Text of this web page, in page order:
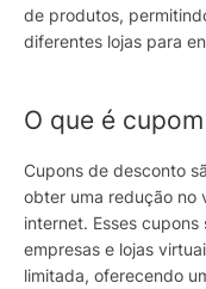
de produtos,
diferentes lojas para
O que é
Cupons de desconto
obter uma redução no
internet. Esses
empresas e lojas
limitada, oferecendo